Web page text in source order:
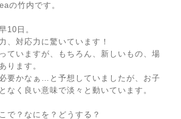
の竹内です。
10日。
、対応力に驚いています！
ていますが、もちろん、新しいもの、場
ります。
要かなぁ…と予想していましたが、お子
なく良い意味で淡々と動いています。
で？なにを？どうする？